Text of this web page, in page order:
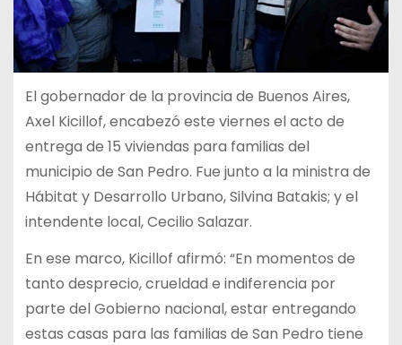
El gobernador de la provincia de Buenos Aires,
Axel Kicillof, encabezó este viernes el acto de
entrega de 15 viviendas para familias del
municipio de San Pedro. Fue junto a la ministra de
Hábitat y Desarrollo Urbano, Silvina Batakis; y el
intendente local, Cecilio Salazar.
En ese marco, Kicillof afirmó: “En momentos de
tanto desprecio, crueldad e indiferencia por
parte del Gobierno nacional, estar entregando
estas casas para las familias de San Pedro tiene